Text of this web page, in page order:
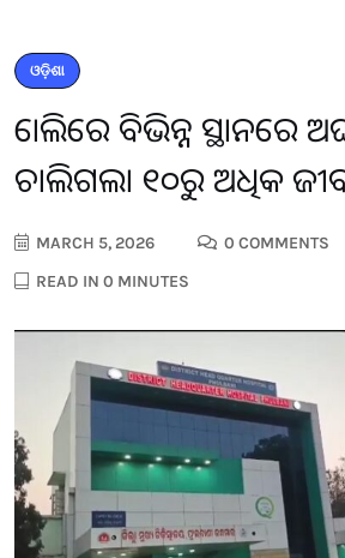
ଓଡ଼ିଶା
ହୋଲିରେ ବିଭିନ୍ନ ସ୍ଥାନରେ
ଚାଲିଗଲା ୧୦ରୁ ଅଧିକ
MARCH 5, 2026 0 COMMENTS
READ IN 0 MINUTES